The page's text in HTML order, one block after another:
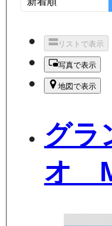
リストで表示
写真で表示
地図で表示
グラ
オ